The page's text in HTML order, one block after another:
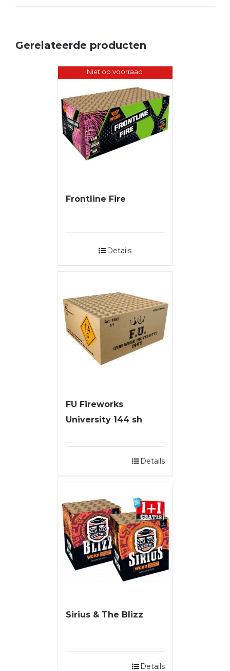
Gerelateerde producten
Niet op voorraad
Frontline Fire
Details
FU Fireworks
University 144 sh
Details
Sirius & The Blizz
Details